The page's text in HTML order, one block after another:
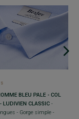
BLEU PALE - COL
LUDIVIEN CLASSIC -
- Gorge simple -